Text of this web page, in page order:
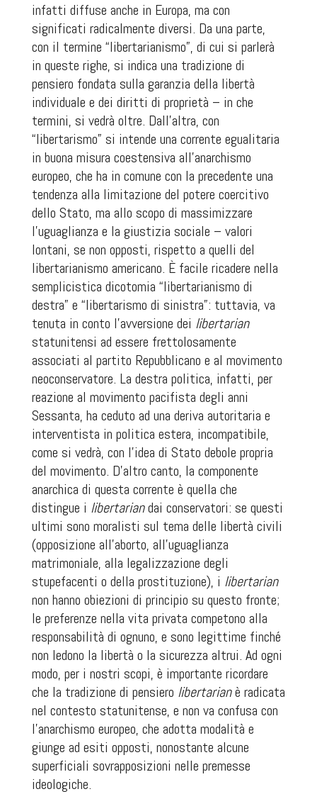
infatti diffuse anche in Europa, ma con
significati radicalmente diversi. Da una parte,
con il termine “libertarianismo”, di cui si parlerà
in queste righe, si indica una tradizione di
pensiero fondata sulla garanzia della libertà
individuale e dei diritti di proprietà – in che
termini, si vedrà oltre. Dall’altra, con
“libertarismo” si intende una corrente egualitaria
in buona misura coestensiva all’anarchismo
europeo, che ha in comune con la precedente una
tendenza alla limitazione del potere coercitivo
dello Stato, ma allo scopo di massimizzare
l’uguaglianza e la giustizia sociale – valori
lontani, se non opposti, rispetto a quelli del
libertarianismo americano. È facile ricadere nella
semplicistica dicotomia “libertarianismo di
destra” e “libertarismo di sinistra”: tuttavia, va
tenuta in conto l’avversione dei libertarian
statunitensi ad essere frettolosamente
associati al partito Repubblicano e al movimento
neoconservatore. La destra politica, infatti, per
reazione al movimento pacifista degli anni
Sessanta, ha ceduto ad una deriva autoritaria e
interventista in politica estera, incompatibile,
come si vedrà, con l’idea di Stato debole propria
del movimento. D’altro canto, la componente
anarchica di questa corrente è quella che
distingue i libertariandai conservatori: se questi
ultimi sono moralisti sul tema delle libertà civili
(opposizione all’aborto, all’uguaglianza
matrimoniale, alla legalizzazione degli
stupefacenti o della prostituzione), i libertarian
non hanno obiezioni di principio su questo fronte;
le preferenze nella vita privata competono alla
responsabilità di ognuno, e sono legittime finché
non ledono la libertà o la sicurezza altrui. Ad ogni
modo, per i nostri scopi, è importante ricordare
che la tradizione di pensiero libertarianè radicata
nel contesto statunitense, e non va confusa con
l’anarchismo europeo, che adotta modalità e
giunge ad esiti opposti, nonostante alcune
superficiali sovrapposizioni nelle premesse
ideologiche.